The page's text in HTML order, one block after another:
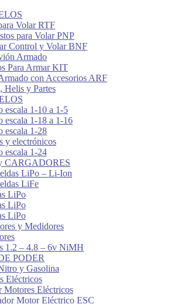
Volar RTF
para Volar PNP
Control y Volar BNF
Armado
Para Armar KIT
con Accesorios ARF
Helis y Partes
escala 1-10 a 1-5
escala 1-18 a 1-16
escala 1-28
y electrónicos
escala 1-24
CARGADORES
LiPo – Li-Ion
LiFe
LiPo
LiPo
LiPo
y Medidores
1.2 – 4.8 – 6v NiMH
PODER
y Gasolina
Eléctricos
Motores Eléctricos
Motor Eléctrico ESC